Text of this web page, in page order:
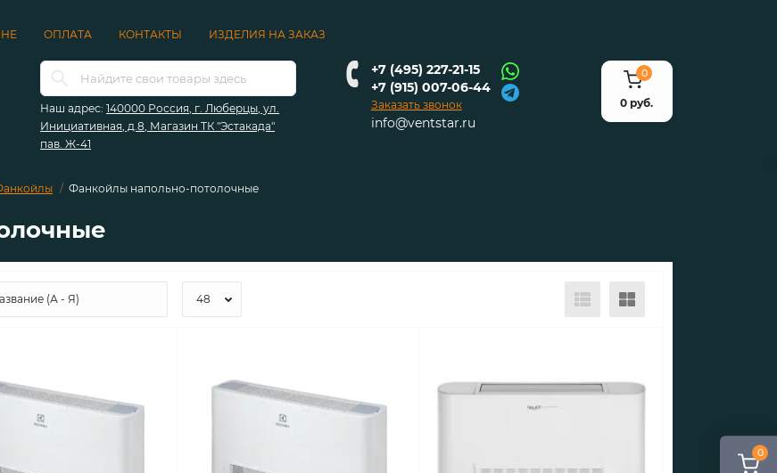
0
ОПЛАТА КОНТАКТЫ ИЗДЕЛИЯ НА ЗАКАЗ
Наш адрес: 140000 Россия, г. Люберцы, ул.
Инициативная, д.8, Магазин ТК "Эстакада"
пав. Ж-41
+7 (495) 227-21-15
+7 (915) 007-06-44
Заказать звонок
info@ventstar.ru
0
0 руб.
Фанкойлы напольно-потолочные